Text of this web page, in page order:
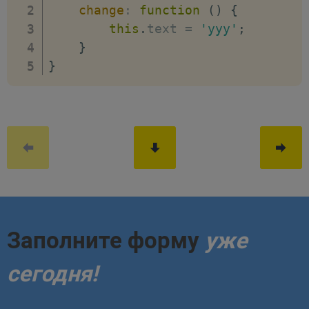
change : function ( )
{
this . text = 'yyy' ;
}
}
Заполните форму уже
сегодня!